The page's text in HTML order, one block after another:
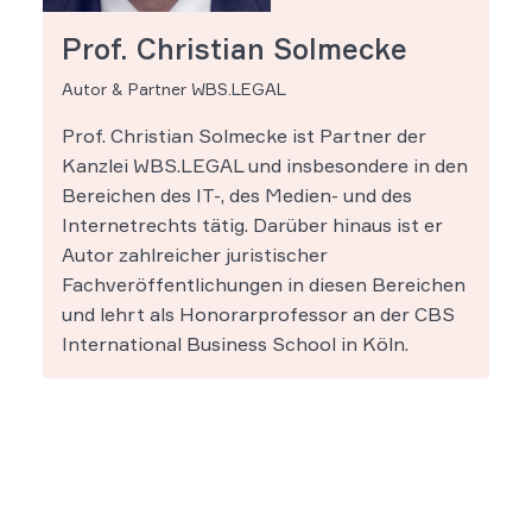
Prof. Christian Solmecke
Autor & Partner WBS.LEGAL
Prof. Christian Solmecke ist Partner der
Kanzlei WBS.LEGAL und insbesondere in den
Bereichen des IT-, des Medien- und des
Internetrechts tätig. Darüber hinaus ist er
Autor zahlreicher juristischer
Fachveröffentlichungen in diesen Bereichen
und lehrt als Honorarprofessor an der CBS
International Business School in Köln.